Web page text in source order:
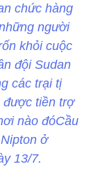
chức hàng
người
khỏi cuộc
đội Sudan
các trại tị
được tiền trợ
nào đóCầu
ở
13/7.